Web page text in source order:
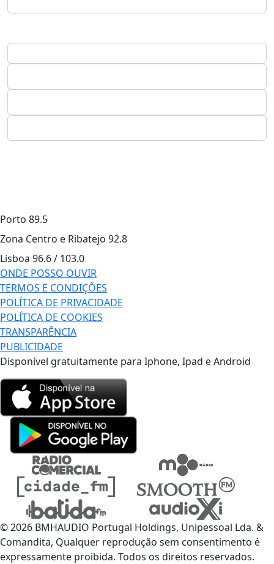
Porto 89.5
Zona Centro e Ribatejo 92.8
Lisboa 96.6 / 103.0
ONDE POSSO OUVIR
TERMOS E CONDIÇÕES
POLÍTICA DE PRIVACIDADE
POLÍTICA DE COOKIES
TRANSPARÊNCIA
PUBLICIDADE
Disponível gratuitamente para Iphone, Ipad e Android
© 2026 BMHAUDIO Portugal Holdings, Unipessoal Lda. &
Comandita, Qualquer reprodução sem consentimento é
expressamente proibida. Todos os direitos reservados.